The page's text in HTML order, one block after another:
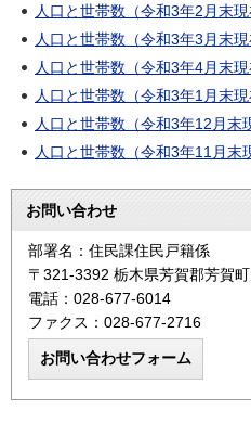
人口と世帯数（令和3年2月末現
人口と世帯数（令和3年3月末現
人口と世帯数（令和3年4月末現
人口と世帯数（令和3年1月末現
人口と世帯数（令和3年12月末
人口と世帯数（令和3年11月末
お問い合わせ
部署名：住民課住民戸籍係
〒321-3392 栃木県芳賀郡芳賀
電話：028-677-6014
ファクス：028-677-2716